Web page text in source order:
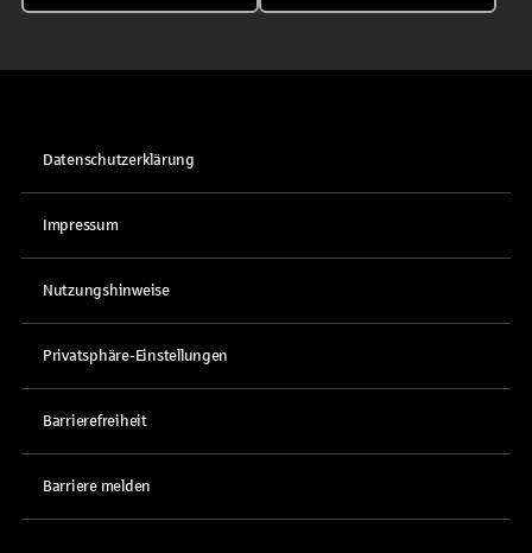
Datenschutzerklärung
Impressum
Nutzungshinweise
Privatsphäre-Einstellungen
Barrierefreiheit
Barriere melden